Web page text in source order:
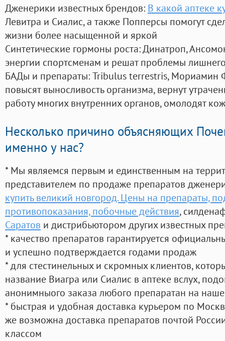
Дженерики известных брендов: В какой аптеке
Левитра и Сиалис, а также Попперсы помогут
жизни более насыщенной и яркой
Синтетические гормоны роста: Динатроп,
энергии спортсменам и решат проблемы
БАДы и препараты:Tribulus terrestris, Мориамин
повысят выносливость организма, вернут
работу многих внутренних органов, омолодят
Несколько причино объясняющих
именно у нас?
* Мы являемся первым и единственным на
представителем по продаже препаратов
купить великий новгород. Цены на препараты,
противопоказания, побочные действия,
Саратов и дистрибьютором других известных
* качество препаратов гарантируется
и успешно подтверждается годами продаж
* для стестинельных и скромных клиентов,
название Виагра или Сиалис в аптеке вслух,
анонимныого заказа любого препаратан на
* быстрая и удобная доставка курьером по
же возможна доставка препаратов почтой
классом